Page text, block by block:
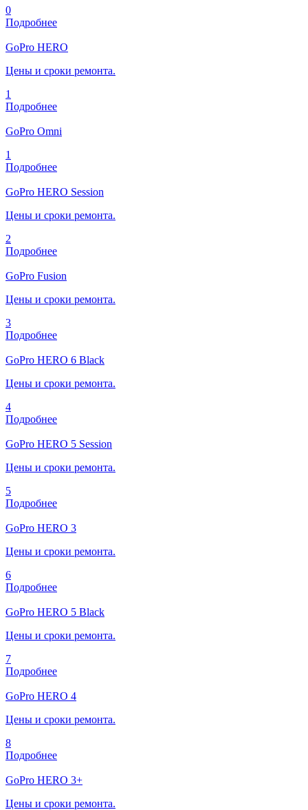
0
Подробнее
GoPro HERO
Цены и сроки ремонта.
1
Подробнее
GoPro Omni
1
Подробнее
GoPro HERO Session
Цены и сроки ремонта.
2
Подробнее
GoPro Fusion
Цены и сроки ремонта.
3
Подробнее
GoPro HERO 6 Black
Цены и сроки ремонта.
4
Подробнее
GoPro HERO 5 Session
Цены и сроки ремонта.
5
Подробнее
GoPro HERO 3
Цены и сроки ремонта.
6
Подробнее
GoPro HERO 5 Black
Цены и сроки ремонта.
7
Подробнее
GoPro HERO 4
Цены и сроки ремонта.
8
Подробнее
GoPro HERO 3+
Цены и сроки ремонта.